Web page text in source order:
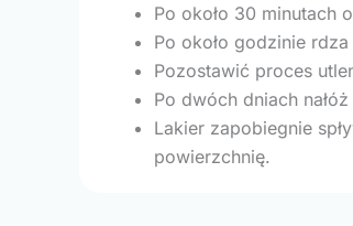
Po około 30 minutach
Po około godzinie
Pozostawić proces
Po dwóch dniach
Lakier zapobiegnie
powierzchnię.